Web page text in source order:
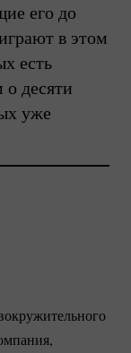
его до
в этом
есть
о десяти
уже